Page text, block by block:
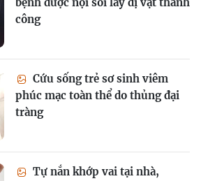
công
Cứu sống trẻ sơ sinh viêm
phúc mạc toàn thể do thủng đại
tràng
Tự nắn khớp vai tại nhà,